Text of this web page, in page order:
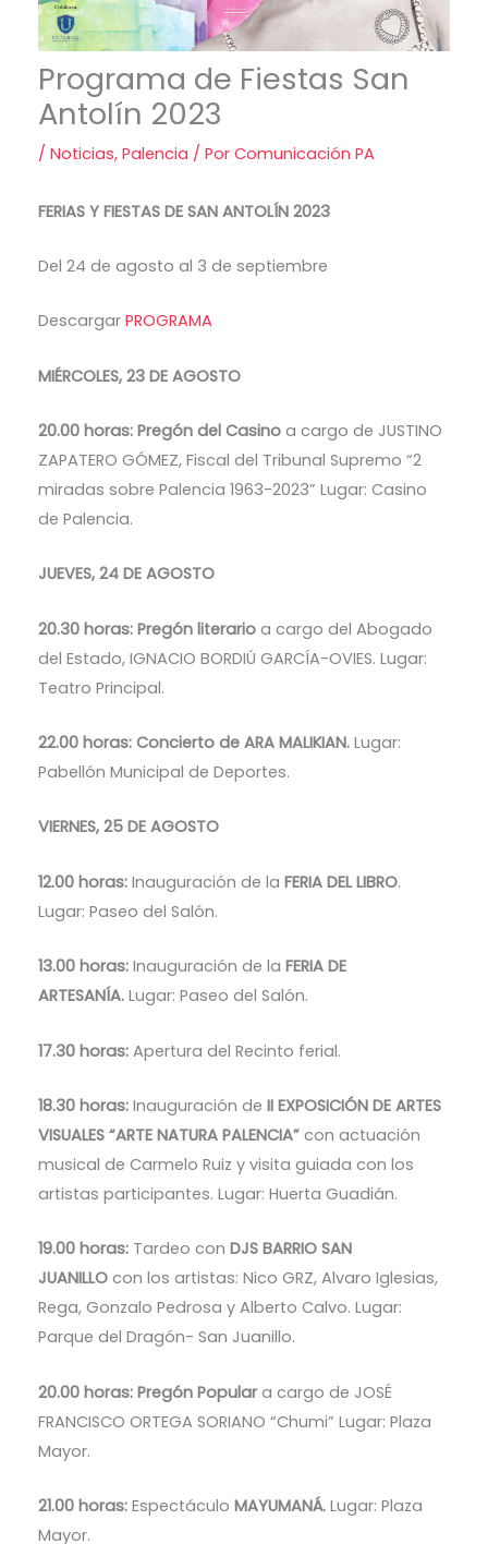
Programa de Fiestas San
Antolín 2023
/ Noticias, Palencia / Por Comunicación PA
FERIAS Y FIESTAS DE SAN ANTOLÍN 2023
Del 24 de agosto al 3 de septiembre
Descargar PROGRAMA
MIÉRCOLES, 23 DE AGOSTO
20.00 horas: Pregón del Casinoa cargo de JUSTINO
ZAPATERO GÓMEZ, Fiscal del Tribunal Supremo “2
miradas sobre Palencia 1963-2023” Lugar: Casino
de Palencia.
JUEVES, 24 DE AGOSTO
20.30 horas: Pregón literarioa cargo del Abogado
del Estado, IGNACIO BORDIÚ GARCÍA-OVIES. Lugar:
Teatro Principal.
22.00 horas: Concierto de ARA MALIKIAN.Lugar:
Pabellón Municipal de Deportes.
VIERNES, 25 DE AGOSTO
12.00 horas: Inauguración de la FERIA DEL LIBRO.
Lugar: Paseo del Salón.
13.00 horas: Inauguración de la FERIA DE
ARTESANÍA.Lugar: Paseo del Salón.
17.30 horas:Apertura del Recinto ferial.
18.30 horas:Inauguración de II EXPOSICIÓN DE ARTES
VISUALES “ARTE NATURA PALENCIA”con actuación
musical de Carmelo Ruiz y visita guiada con los
artistas participantes. Lugar: Huerta Guadián.
19.00 horas:Tardeo con DJS BARRIO SAN
JUANILLOcon los artistas: Nico GRZ, Alvaro Iglesias,
Rega, Gonzalo Pedrosa y Alberto Calvo. Lugar:
Parque del Dragón- San Juanillo.
20.00 horas: Pregón Populara cargo de JOSÉ
FRANCISCO ORTEGA SORIANO “Chumi” Lugar: Plaza
Mayor.
21.00 horas:Espectáculo MAYUMANÁ.Lugar: Plaza
Mayor.